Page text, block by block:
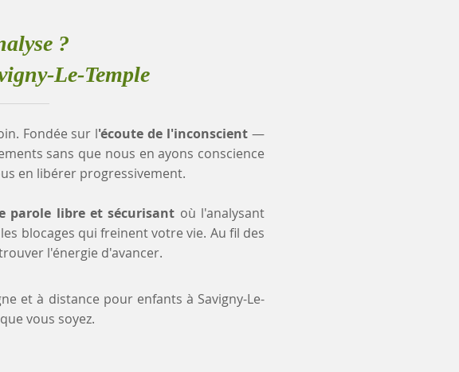
?
Le-Temple
Fondée sur l'écoute de l'inconscient—
sans que nous en ayons conscience
en libérer progressivement.
parole libre et sécurisant où l'analysant
blocages qui freinent votre vie. Au fil des
l'énergie d'avancer.
et à distance pour enfants à Savigny-Le-
vous soyez.